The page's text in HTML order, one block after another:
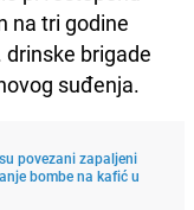
na tri godine
brigade
suđenja.
povezani zapaljeni
bombe na kafić u